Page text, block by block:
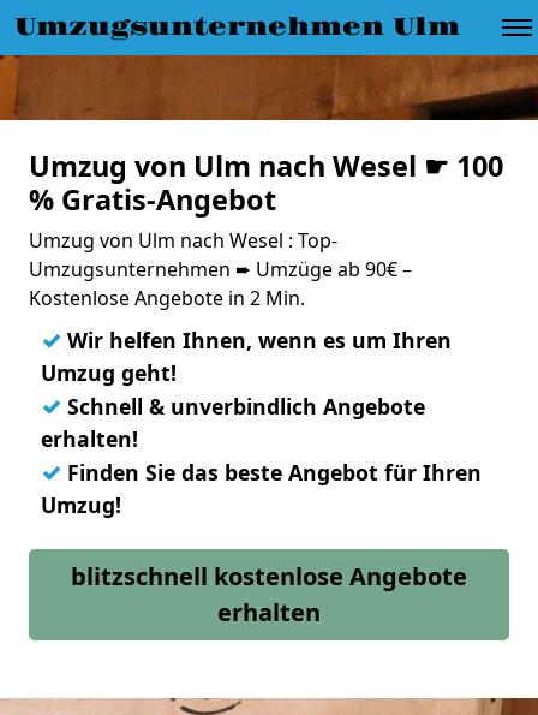
Umzugsunternehmen Ulm
Umzug von Ulm nach Wesel ☛ 100
% Gratis-Angebot
Umzug von Ulm nach Wesel : Top-
Umzugsunternehmen ➨ Umzüge ab 90€ –
Kostenlose Angebote in 2 Min.
✓ Wir helfen Ihnen, wenn es um Ihren
Umzug geht!
✓ Schnell & unverbindlich Angebote
erhalten!
✓ Finden Sie das beste Angebot für Ihren
Umzug!
blitzschnell kostenlose Angebote
erhalten